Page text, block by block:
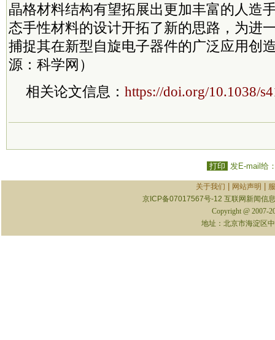
晶格材料结构有望拓展出更加丰富的人造
态手性材料的设计开拓了新的思路，为进
捕捉其在新型自旋电子器件的广泛应用创
源：科学网）
相关论文信息： https://doi.org/10.1038/
打印 发E-mail给
关于我们 网站声明
京ICP备07017567号-12 互联网新闻信
Copyright @ 2007-
地址：北京市海淀区